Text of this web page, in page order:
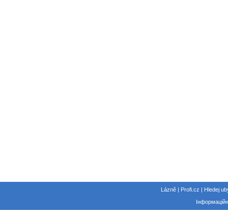
Lázně | Profi.cz | Hledej